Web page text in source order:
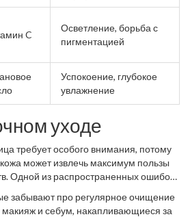
C
Осветление, борьба с
пигментацией
Успокоение, глубокое
увлажнение
уходе
требует особого внимания, потому
может извлечь максимум пользы
Одной из распространенных ошибок
типа кожи, что может привести к
забывают про регулярное очищение
и себум, накапливающиеся за